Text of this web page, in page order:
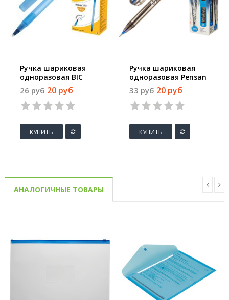
Ручка шариковая
одноразовая BIC
Round Stic синяя
(толщина линии 0.4
мм)
26 руб 20 руб
КУПИТЬ
Ручка шариковая
одноразовая Pensan
My Tech синяя
(толщина линии 0.7
мм)
33 руб 20 руб
КУПИТЬ
АНАЛОГИЧНЫЕ ТОВАРЫ